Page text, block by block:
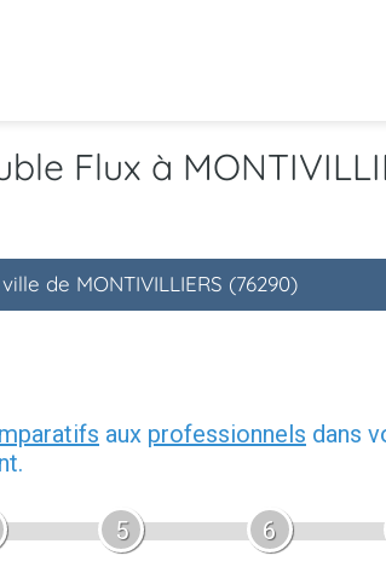
Flux à
de MONTIVILLIERS (76290)
aux professionnels dans
5 6